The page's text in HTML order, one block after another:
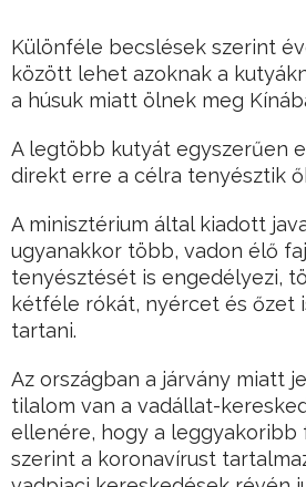
Különféle becslések szerint
között lehet azoknak a
a húsuk miatt ölnek meg
A legtöbb kutyát egyszerűen
direkt erre a célra tenyésztik
A minisztérium által kiadott
ugyanakkor több, vadon élő
tenyésztését is engedélyezi,
kétféle rókát, nyércet és őzet
tartani.
Az országban a járvány miatt
tilalom van a vadállat-
ellenére, hogy a
szerint a koronavírust